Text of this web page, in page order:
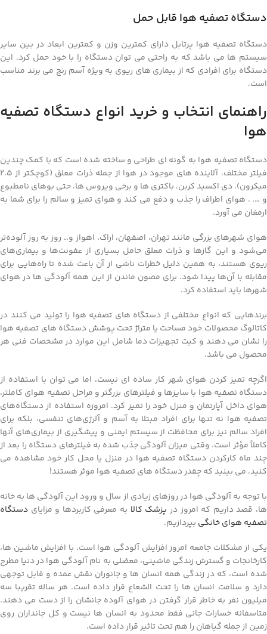
دستگاه تصفیه هوا قابل حمل
دستگاه تصفیه هوا پرتابل دارای کمترین وزن و کمترین ابعاد در بین سایر
سیستم ها می باشد که به راحتی می توان دستگاه را با خود حمل کرد. این
دستگاه برای افرادی که از بیماری های ریوی به ویژه آسم رنج می برند مناسب
است.
راهنمای انتخاب و خرید انواع دستگاه تصفیه
هوا
دستگاه تصفیه هوا به گونه ای طراحی و ساخته شده است که با کمک چندین
فیلتر مختلف، آلاینده های موجود در هوا از جمله ذرات معلق (کوچکتر از 2.5
میکرون)، دی اکسید کربن، باکتری ها و برخی ویروس ها، حتی بوهای نامطبوع
و …. . هوای اطراف را جذب و دفع می کند و هوای تمیز و سالم را برای شما به
ارمغان می آورد.
هوای شهرهای بزرگی مانند تهران، اصفهان، اراک، اهواز و… روز به روز آلوده‌تر
می‌شود و این گازها و ذرات معلق حامل بسیاری از عفونت‌ها و بیماری‌های
ریوی هستند، به همین دلیل خطرات ناشی از آن باعث شده تا راه‌هایی برای
مقابله با آن‌ها پیدا شود. برای مصون ماندن از این همه آلودگی ها در هوای
شهرها باید استفاده کرد.
برندهایی که انواع مختلفی از دستگاه های تصفیه هوا را تولید می کنند در
کاتالوگ محصولات خود مساحت یا متراژ تحت پوشش دستگاه های تصفیه هوا
را نشان می دهند و کیت تجهیزات دما شامل این موارد در مشخصات فنی هر
محصول می باشد.
اگرچه تمیز کردن هوای شهر کار ساده ای نیست، اما می توان با استفاده از
دستگاه تصفیه هوا با سایزها و فیلترهای بزرگتر و مراحل تصفیه هوای کاملتر،
هوای داخل آپارتمان و منزل خود را تمیز کرد. امروزه استفاده از دستگاه‌های
تصفیه هوا نه تنها برای افراد مبتلا به آسم و آلرژی‌های تنفسی، بلکه برای
افراد سالم نیز برای محافظت از سیستم ایمنی و پیشگیری از بیماری‌های آنها
کاملاً مؤثر است. وقتی میزان آلودگی جذب شده به فیلترهای دستگاه را بعد از
چند ماه کارکردن دستگاه تصفیه هوا در منزل یا محل کار خود مشاهده می
کنید، می بینید که چقدر دستگاه های تصفیه هوا موثر هستند!
با توجه به آلودگی هوا در روزهای زیادی از سال و ورود این آلودگی ها به خانه
ها، قصد داریم که امروز در پزشک کالا به معرفی کاربردها و مزایای دستگاه
تصفیه هوای خانگی بپردازیم.
یکی از مشکلات جامعه امروز افزایش آلودگی هوا است. با افزایش ماشین ها،
کارخانجات و گسترش زندگی ماشینی، معضلی به نام آلودگی هوا در دنیا مطرح
شده است، که در زندگی همه انسان ها و جانوران نقش عمده و قابل توجهی
دارد و سلامت انسان ها را تحت الشعاع قرار داده است. هر ساله تقریبا سه
میلیون نفر به خاطر قرار گرفتن در هوای آلوده جانشان را از دست می دهند.
متاسفانه خسارات جانی فقط محدود به انسان ها نیست و کل جانداران روی
زمین از جمله گیاهان را هم تحت تاثیر قرار داده است.